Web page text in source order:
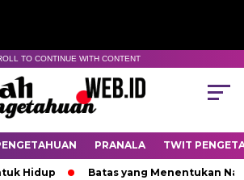
TO CONTINUE WITH CONTENT
PRANALA TWIT
Hidup Batas yang Menentukan Nasib